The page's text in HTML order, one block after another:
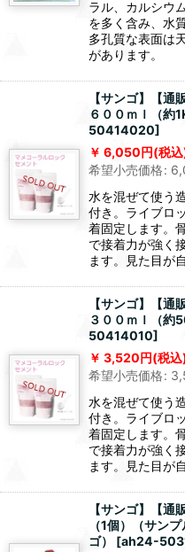
ラル、カルシウ
を多く含み、水
多孔質な表面は
があります。
【サンゴ】【通
６００ｍｌ（約
50414020]
6,050円(税
希望小売価格:
水を混ぜて使う
付き。ライブロ
着固定します。
で接着力が強く
ます。見た目が
【サンゴ】【通
３００ｍｌ（約
50414010]
3,520円(税込
希望小売価格:
水を混ぜて使う
付き。ライブロ
着固定します。
で接着力が強く
ます。見た目が
【サンゴ】【
（1個）（サン
ゴ）
[ah24-